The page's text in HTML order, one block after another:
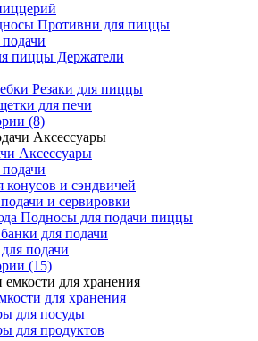
Противни для пиццы
пиццы Держатели
Резаки для пиццы
для печи
(8)
Аксессуары
конусов и сэндвичей
и сервировки
Подносы для подачи пиццы
для подачи
подачи
(15)
для хранения
для посуды
для продуктов